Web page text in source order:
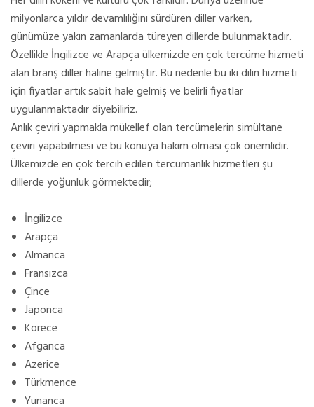
milyonlarca yıldır devamlılığını sürdüren diller varken,
günümüze yakın zamanlarda türeyen dillerde bulunmaktadır.
Özellikle İngilizce ve Arapça ülkemizde en çok tercüme hizmeti
alan branş diller haline gelmiştir. Bu nedenle bu iki dilin hizmeti
için fiyatlar artık sabit hale gelmiş ve belirli fiyatlar
uygulanmaktadır diyebiliriz.
Anlık çeviri yapmakla mükellef olan tercümelerin simültane
çeviri yapabilmesi ve bu konuya hakim olması çok önemlidir.
Ülkemizde en çok tercih edilen tercümanlık hizmetleri şu
dillerde yoğunluk görmektedir;
İngilizce
Arapça
Almanca
Fransızca
Çince
Japonca
Korece
Afganca
Azerice
Türkmence
Yunanca